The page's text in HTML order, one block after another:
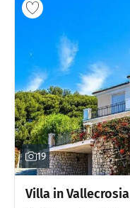
19
Villa in Vallecrosia